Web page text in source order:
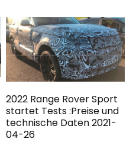
2022 Range Rover Sport
startet Tests :Preise und
technische Daten 2021-
04-26